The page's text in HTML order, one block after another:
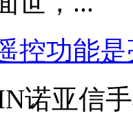
控功能
诺亚信